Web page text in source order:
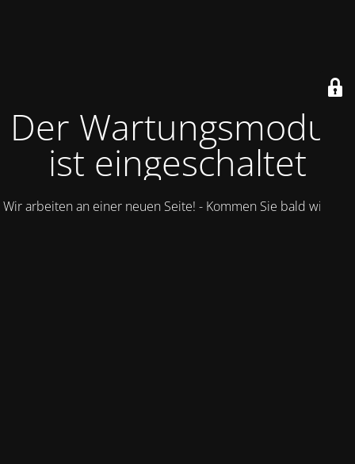
Der Wartungsmodus
ist eingeschaltet
Wir arbeiten an einer neuen Seite! - Kommen Sie bald wieder.